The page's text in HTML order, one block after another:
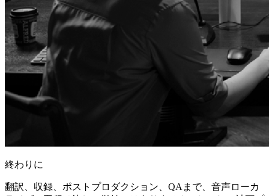
終わりに
翻訳、収録、ポストプロダクション、QAまで、音声ローカ